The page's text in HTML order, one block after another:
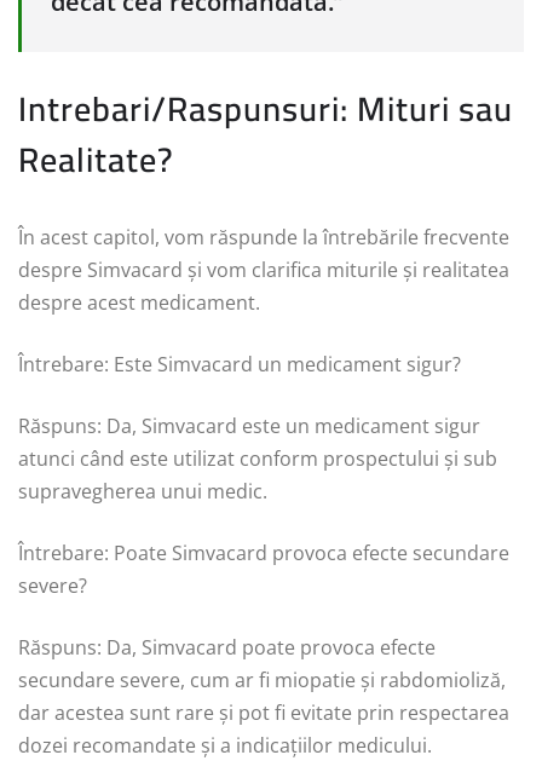
Intrebari/Raspunsuri: Mituri sau
Realitate?
În acest capitol, vom răspunde la întrebările frecvente
despre Simvacard și vom clarifica miturile și realitatea
despre acest medicament.
Întrebare: Este Simvacard un medicament sigur?
Răspuns: Da, Simvacard este un medicament sigur
atunci când este utilizat conform prospectului și sub
supravegherea unui medic.
Întrebare: Poate Simvacard provoca efecte secundare
severe?
Răspuns: Da, Simvacard poate provoca efecte
secundare severe, cum ar fi miopatie și rabdomioliză,
dar acestea sunt rare și pot fi evitate prin respectarea
dozei recomandate și a indicațiilor medicului.